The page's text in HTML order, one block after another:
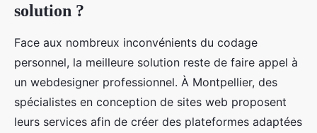
solution ?
Face aux nombreux inconvénients du codage
personnel, la meilleure solution reste de faire appel à
un webdesigner professionnel. À Montpellier, des
spécialistes en conception de sites web proposent
leurs services afin de créer des plateformes adaptées